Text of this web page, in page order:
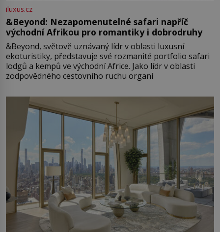
iluxus.cz
&Beyond: Nezapomenutelné safari napříč
východní Afrikou pro romantiky i dobrodruhy
&Beyond, světově uznávaný lídr v oblasti luxusní
ekoturistiky, představuje své rozmanité portfolio safari
lodgů a kempů ve východní Africe. Jako lídr v oblasti
zodpovědného cestovního ruchu organi